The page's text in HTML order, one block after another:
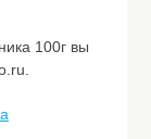
100г вы